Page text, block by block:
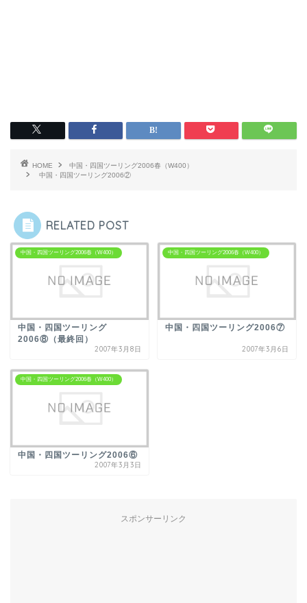
HOME
中国・四国ツーリング2006春（W400）
中国・四国ツーリング2006②
RELATED POST
中国・四国ツーリング2006春（W400）
中国・四国ツーリング
2006⑧（最終回）
2007年3月8日
中国・四国ツーリング2006春（W400）
中国・四国ツーリング2006⑦
2007年3月6日
中国・四国ツーリング2006春（W400）
中国・四国ツーリング2006⑥
2007年3月3日
スポンサーリンク